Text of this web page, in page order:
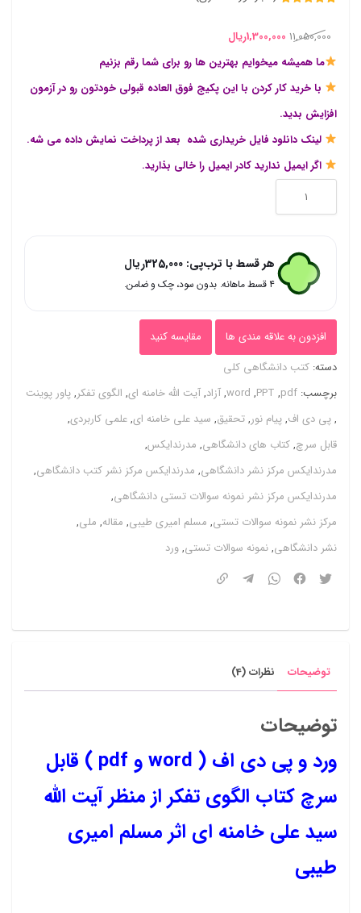
در
امتیازدهی
مشتری
11,050,000 قیمت
اصلی
11,050,000ریال
بود.
1,300,000ریال
فعلی
1,300,000ریال
ما همیشه میخوایم بهترین ها رو برای شما رقم بزنیم
با خرید کار کردن با این پکیج فوق العاده قبولی خودتون رو در آزمون
افزایش بدید.
لینک دانلود فایل خریداری شده بعد از پرداخت نمایش داده می شه.
اگر ایمیل ندارید کادر ایمیل را خالی بذارید.
و
(
word
و
pdf
)
قابل
سرچ
الگوی
تفکر
از
منظر
الله
علی
ای
عدد
هر قسط با ترب‌پی: 325,000ریال
۴ قسط ماهانه. بدون سود، چک و ضامن.
افزدون به علاقه مندی ها
مقایسه کنید
دسته: کتب دانشگاهی کلی
برچسب: pdf
,
PPT
,
word
,آزاد,آیت الله خامنه ای, الگوی تفکر,پاور پوینت
,پی دی اف,پیام نور,تحقیق, سید علی خامنه ای,علمی کاربردی,
قابل سرچ,کتاب های دانشگاهی, مدرندایکس,
مدرندایکس مرکز نشر دانشگاهی, مدرندایکس مرکز نشر کتب دانشگاهی,
مدرندایکس مرکز نشر نمونه سوالات تستی دانشگاهی,
مرکز نشر نمونه سوالات تستی, مسلم امیری طیبی, مقاله, ملی,
نشر دانشگاهی,نمونه سوالات تستی,ورد
توضیحات نظرات (4)
توضیحات
ورد و پی دی اف ( word و pdf ) قابل
سرچ کتاب الگوی تفکر از منظر آیت الله
سید علی خامنه ای اثر مسلم امیری
طیبی